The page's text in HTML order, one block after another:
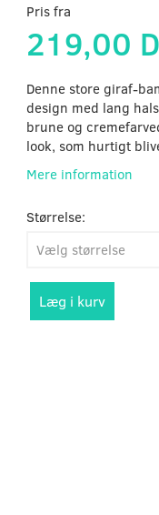
Pris fra
219,00
Denne store giraf-
design med lang
brune og
look, som hurtigt
Mere information
Størrelse:
Læg i kurv